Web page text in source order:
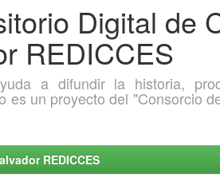
Digital de
REDICCES
a difundir la historia,
es un proyecto del "Consorcio
REDICCES